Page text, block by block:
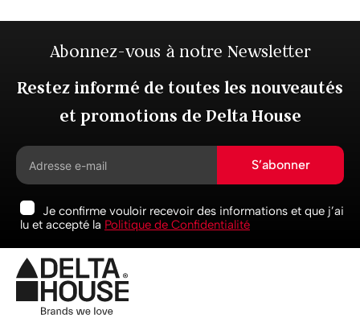
Abonnez-vous à notre Newsletter
Restez informé de toutes les nouveautés
et promotions de Delta House
S’abonner
Je confirme vouloir recevoir des informations et que j’ai
lu et accepté la Politique de Confidentialité